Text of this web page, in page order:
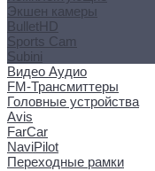
Экшен камеры
BulletHD
Sports Cam
Subini
Видео Аудио
FM-Трансмиттеры
Головные устройства
Avis
FarCar
NaviPilot
Переходные рамки